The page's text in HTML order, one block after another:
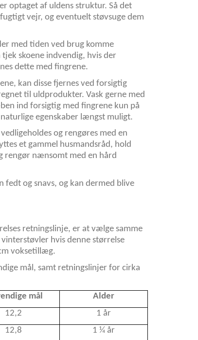
optaget af uldens struktur. Så det
vejr, og eventuelt støvsuge dem
med tiden ved brug komme
skoene indvendig, hvis der
dette med fingrene.
kan disse fjernes ved forsigtig
til uldprodukter. Vask gerne med
ind forsigtig med fingrene kun på
egenskaber længst muligt.
og rengøres med en
et gammel husmandsråd, hold
rengør nænsomt med en hård
fedt og snavs, og kan dermed blive
retningslinje, er at vælge samme
hvis denne størrelse
voksetillæg.
mål, samt retningslinjer for cirka
mål
Alder
12,2
1 år
12,8
1 ¼ år